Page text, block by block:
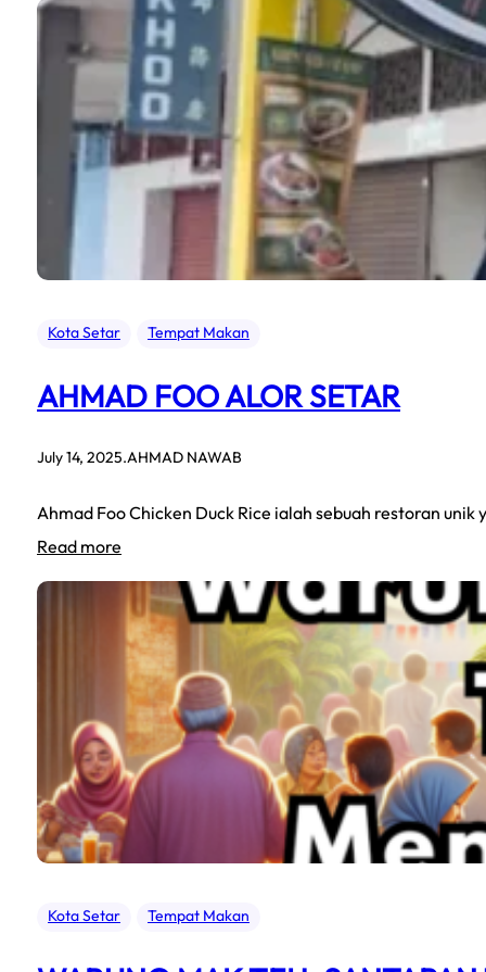
Kota Setar Tempat Makan
AHMAD FOO ALOR SETAR
July 14, 2025.AHMAD NAWAB
Ahmad Foo Chicken Duck Rice ialah sebuah restoran
Read more
foo
alor
setar
Kota Setar Tempat Makan